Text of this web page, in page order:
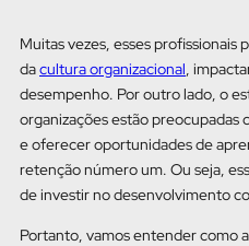
Muitas vezes, esses profissionais
dacultura organizacional,
desempenho. Por outro lado, o
organizações estão preocupadas
e oferecer oportunidades de
retenção número um. Ou seja,
de investir no desenvolvimento
Portanto, vamos entender como